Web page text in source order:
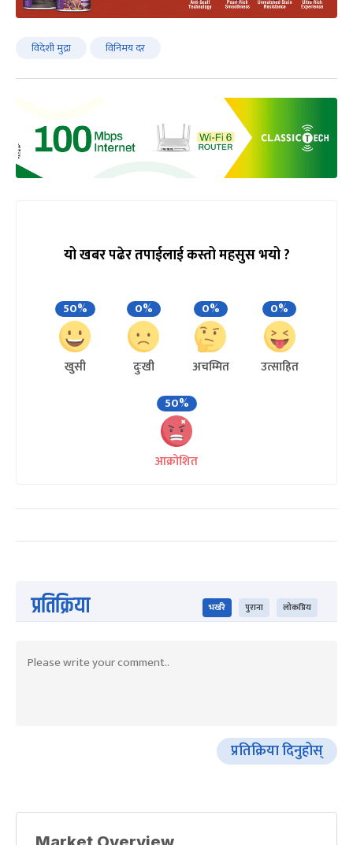
विदेशी मुद्रा विनिमय दर
यो खबर पढेर तपाईलाई कस्तो महसुस भयो ?
50%
खुसी
0%
दुःखी
0%
अचम्मित
0%
उत्साहित
50%
आक्रोशित
प्रतिक्रिया भर्खरै पुराना लोकप्रिय
प्रतिक्रिया दिनुहोस्